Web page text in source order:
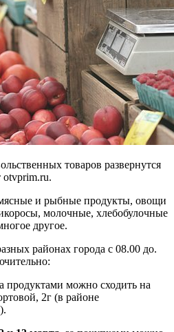
товаров развернутся
otvprim.ru.
и рыбные продукты, овощи
молочные, хлебобулочные
другое.
районах города с 08.00 до.
продуктами можно сходить на
2г (в районе